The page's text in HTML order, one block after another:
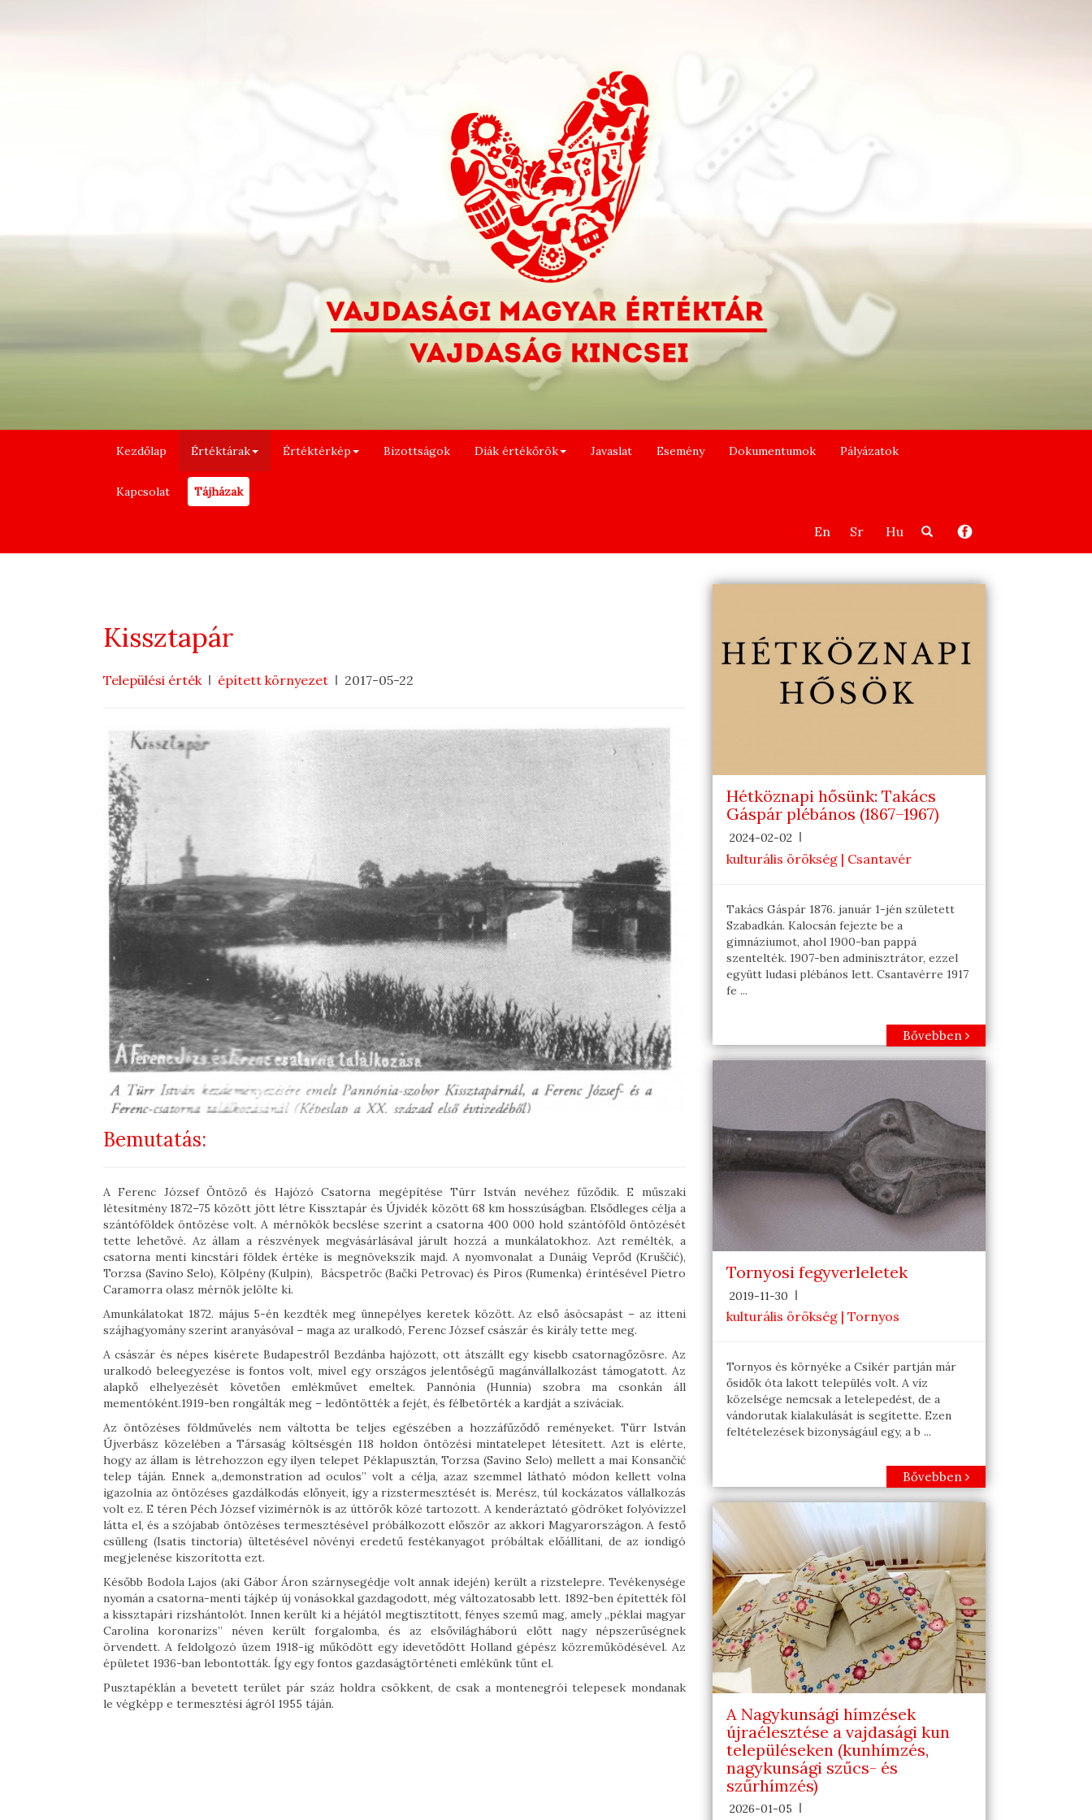
Kezdőlap Értéktárak Értéktérkép Bizottságok Diák értékőrök Javaslat Esemény Dokumentumok Pályázatok
Kapcsolat Tájházak
En Sr Hu
Kissztapár
Települési érték épített környezet 2017-05-22
Bemutatás:
A Ferenc József Öntöző és Hajózó Csatorna megépítése Türr István nevéhez fűződik. E műszaki
létesítmény 1872–75 között jött létre Kissztapár és Újvidék között 68 km hosszúságban. Elsődleges célja a
szántóföldek öntözése volt. A mérnökök becslése szerint a csatorna 400 000 hold szántóföld öntözését
tette lehetővé. Az állam a részvények megvásárlásával járult hozzá a munkálatokhoz. Azt remélték, a
csatorna menti kincstári földek értéke is megnövekszík majd. A nyomvonalat a Dunáig Veprőd (Kruščić),
Torzsa (Savino Selo), Kölpény (Kulpin), Bácspetrőc (Bački Petrovac) és Piros (Rumenka) érintésével Pietro
Caramorra olasz mérnök jelölte ki.
Amunkálatokat 1872. május 5-én kezdték meg ünnepélyes keretek között. Az első ásócsapást – az itteni
szájhagyomány szerint aranyásóval – maga az uralkodó, Ferenc József császár és király tette meg.
A császár és népes kísérete Budapestről Bezdánba hajózott, ott átszállt egy kisebb csatornagőzösre. Az
uralkodó beleegyezése is fontos volt, mivel egy országos jelentőségű magánvállalkozást támogatott. Az
alapkő elhelyezését követően emlékművet emeltek. Pannónia (Hunnia) szobra ma csonkán áll
mementóként.1919-ben rongálták meg – ledöntötték a fejét, és félbetörték a kardját a sziváciak.
Az öntözéses földművelés nem váltotta be teljes egészében a hozzáfűződő reményeket. Türr István
Újverbász közelében a Társaság költsésgén 118 holdon öntözési mintatelepet létesített. Azt is elérte,
hogy az állam is létrehozzon egy ilyen telepet Péklapusztán, Torzsa (Savino Selo) mellett a mai Konsančić
telep táján. Ennek a„demonstration ad oculos” volt a célja, azaz szemmel látható módon kellett volna
igazolnia az öntözéses gazdálkodás előnyeit, így a rizstermesztését is. Merész, túl kockázatos vállalkozás
volt ez. E téren Péch József vízimérnök is az úttörők közé tartozott. A kenderáztató gödröket folyóvízzel
látta el, és a szójabab öntözéses termesztésével próbálkozott először az akkori Magyarországon. A festő
csülleng (Isatis tinctoria) ültetésével növényi eredetű festékanyagot próbáltak előállítani, de az iondigó
megjelenése kiszorította ezt.
Később Bodola Lajos (aki Gábor Áron szárnysegédje volt annak idején) került a rizstelepre. Tevékenysége
nyomán a csatorna-menti tájkép új vonásokkal gazdagodott, még változatosabb lett. 1892-ben építették föl
a kissztapári rizshántolót. Innen került ki a héjától megtisztított, fényes szemű mag, amely „péklai magyar
Carolina koronarizs” néven került forgalomba, és az elsővilágháború előtt nagy népszerűségnek
örvendett. A feldolgozó üzem 1918-ig működött egy idevetődött Holland gépész közreműködésével. Az
épületet 1936-ban lebontották. Így egy fontos gazdaságtörténeti emlékünk tűnt el.
Pusztapéklán a bevetett terület pár száz holdra csökkent, de csak a montenegrói telepesek mondanak
le végképp e termesztési ágról 1955 táján.
Hétköznapi hősünk: Takács
Gáspár plébános (1867–1967)
2024-02-02
kulturális örökség | Csantavér
Takács Gáspár 1876. január 1-jén született
Szabadkán. Kalocsán fejezte be a
gimnáziumot, ahol 1900-ban pappá
szentelték. 1907-ben adminisztrátor, ezzel
együtt ludasi plébános lett. Csantavérre 1917
fe ...
Bővebben
Tornyosi fegyverleletek
2019-11-30
kulturális örökség | Tornyos
Tornyos és környéke a Csíkér partján már
ősidők óta lakott település volt. A víz
közelsége nemcsak a letelepedést, de a
vándorutak kialakulását is segítette. Ezen
feltételezések bizonyságául egy, a b ...
Bővebben
A Nagykunsági hímzések
újraélesztése a vajdasági kun
településeken (kunhímzés,
nagykunsági szűcs- és
szűrhímzés)
2026-01-05